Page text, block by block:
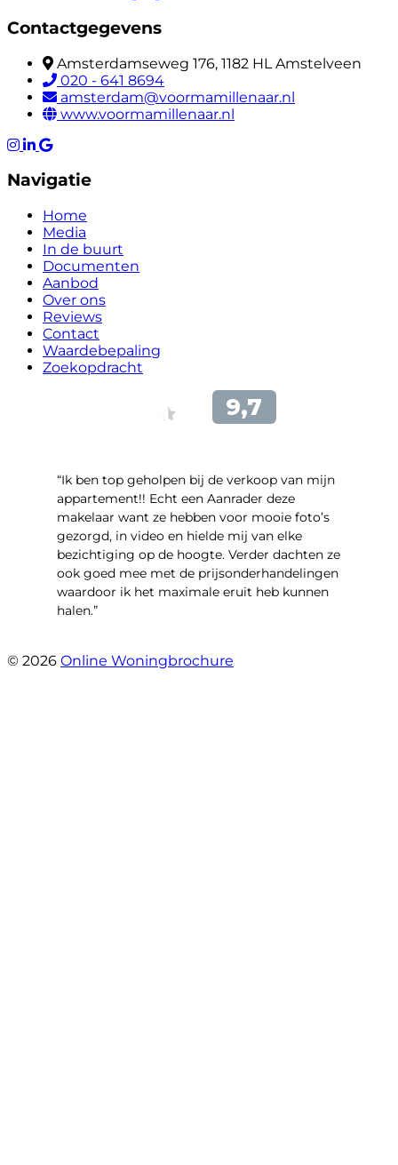
Contactgegevens
Amsterdamseweg 176, 1182 HL Amstelveen
020 - 641 8694
amsterdam@voormamillenaar.nl
www.voormamillenaar.nl
Navigatie
Home
Media
In de buurt
Documenten
Aanbod
Over ons
Reviews
Contact
Waardebepaling
Zoekopdracht
“Ik ben top geholpen bij de verkoop van mijn
appartement!! Echt een Aanrader deze
makelaar want ze hebben voor mooie foto’s
gezorgd, in video en hielde mij van elke
bezichtiging op de hoogte. Verder dachten ze
ook goed mee met de prijsonderhandelingen
waardoor ik het maximale eruit heb kunnen
halen.”
© 2026 Online Woningbrochure